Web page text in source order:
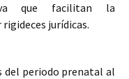
que facilitan la
jurídicas.
del periodo prenatal al